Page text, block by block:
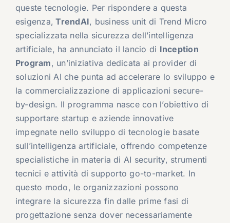
queste tecnologie. Per rispondere a questa
esigenza, TrendAI, business unit di Trend Micro
specializzata nella sicurezza dell’intelligenza
artificiale, ha annunciato il lancio di Inception
Program, un’iniziativa dedicata ai provider di
soluzioni AI che punta ad accelerare lo sviluppo e
la commercializzazione di applicazioni secure-
by-design. Il programma nasce con l’obiettivo di
supportare startup e aziende innovative
impegnate nello sviluppo di tecnologie basate
sull’intelligenza artificiale, offrendo competenze
specialistiche in materia di AI security, strumenti
tecnici e attività di supporto go-to-market. In
questo modo, le organizzazioni possono
integrare la sicurezza fin dalle prime fasi di
progettazione senza dover necessariamente